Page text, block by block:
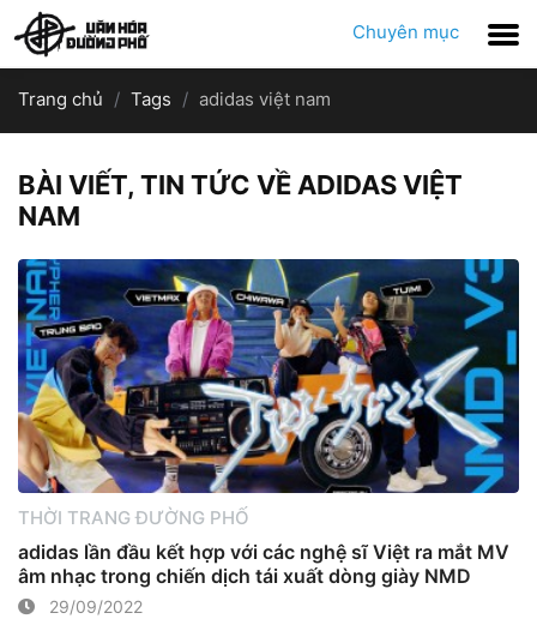
Chuyên mục
Trang chủ Tags adidas việt nam
BÀI VIẾT, TIN TỨC VỀ ADIDAS VIỆT
NAM
THỜI TRANG ĐƯỜNG PHỐ
adidas lần đầu kết hợp với các nghệ sĩ Việt ra mắt MV
âm nhạc trong chiến dịch tái xuất dòng giày NMD
29/09/2022